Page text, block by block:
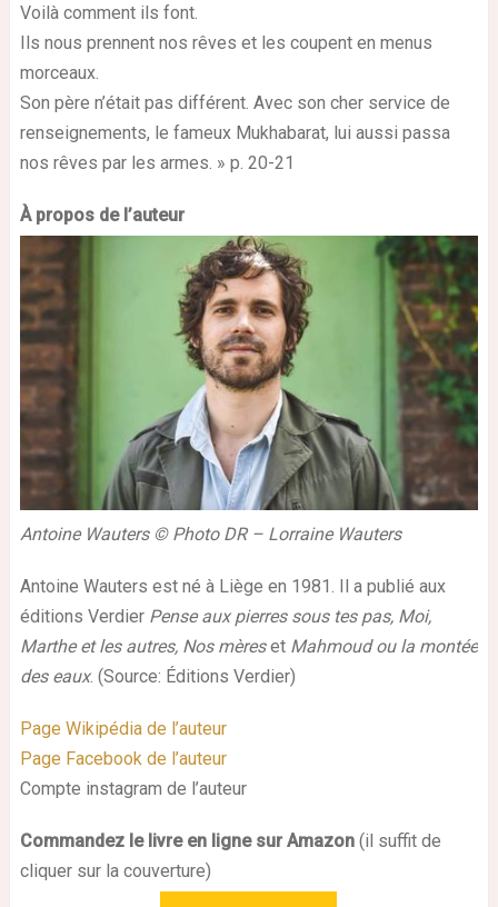
Voilà comment ils font.
Ils nous prennent nos rêves et les coupent en menus
morceaux.
Son père n’était pas différent. Avec son cher service de
renseignements, le fameux Mukhabarat, lui aussi passa
nos rêves par les armes. » p. 20-21
À propos de l’auteur
Antoine Wauters © Photo DR – Lorraine Wauters
Antoine Wauters est né à Liège en 1981. Il a publié aux
éditions Verdier Pense aux pierres sous tes pas, Moi,
Marthe et les autres, Nos mèreset Mahmoud ou la montée
des eaux. (Source: Éditions Verdier)
Page Wikipédia de l’auteur
Page Facebook de l’auteur
Compte instagram de l’auteur
Commandez le livre en ligne sur Amazon(il suffit de
cliquer sur la couverture)